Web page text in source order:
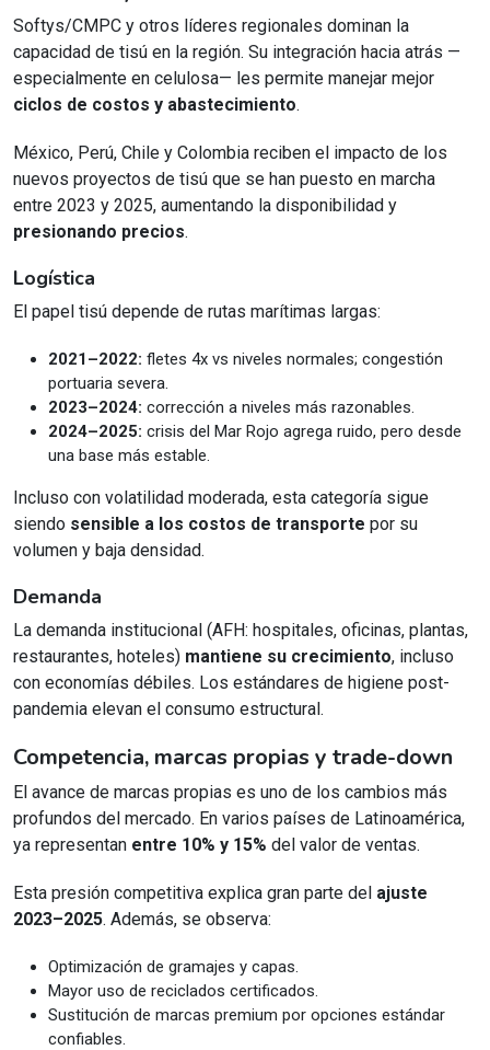
Softys/CMPC y otros líderes regionales dominan la
capacidad de tisú en la región. Su integración hacia atrás —
especialmente en celulosa— les permite manejar mejor
ciclos de costos y abastecimiento.
México, Perú, Chile y Colombia reciben el impacto de los
nuevos proyectos de tisú que se han puesto en marcha
entre 2023 y 2025, aumentando la disponibilidad y
presionando precios.
Logística
El papel tisú depende de rutas marítimas largas:
2021–2022: fletes 4x vs niveles normales; congestión
portuaria severa.
2023–2024: corrección a niveles más razonables.
2024–2025: crisis del Mar Rojo agrega ruido, pero desde
una base más estable.
Incluso con volatilidad moderada, esta categoría sigue
siendo sensible a los costos de transporte por su
volumen y baja densidad.
Demanda
La demanda institucional (AFH: hospitales, oficinas, plantas,
restaurantes, hoteles) mantiene su crecimiento, incluso
con economías débiles. Los estándares de higiene post-
pandemia elevan el consumo estructural.
Competencia, marcas propias y trade-down
El avance de marcas propias es uno de los cambios más
profundos del mercado. En varios países de Latinoamérica,
ya representan entre 10% y 15% del valor de ventas.
Esta presión competitiva explica gran parte del ajuste
2023–2025. Además, se observa:
Optimización de gramajes y capas.
Mayor uso de reciclados certificados.
Sustitución de marcas premium por opciones estándar
confiables.